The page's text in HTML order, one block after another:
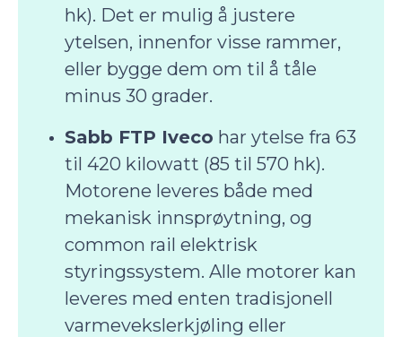
hk). Det er mulig å justere
ytelsen, innenfor visse rammer,
eller bygge dem om til å tåle
minus 30 grader.
Sabb FTP Iveco har ytelse fra 63
til 420 kilowatt (85 til 570 hk).
Motorene leveres både med
mekanisk innsprøytning, og
common rail elektrisk
styringssystem. Alle motorer kan
leveres med enten tradisjonell
varmevekslerkjøling eller